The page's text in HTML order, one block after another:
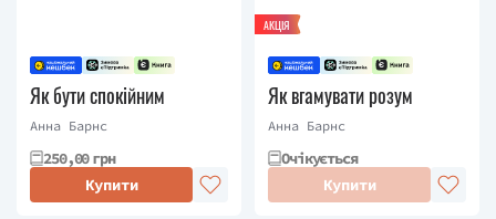
Як бути спокійним
Анна Барнс
250,00 грн
Купити
АКЦІЯ
Як вгамувати розум
Анна Барнс
Очікується
Купити